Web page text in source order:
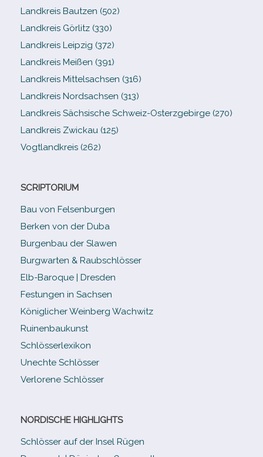
Landkreis Bautzen (502)
Landkreis Görlitz (330)
Landkreis Leipzig (372)
Landkreis Meißen (391)
Landkreis Mittelsachsen (316)
Landkreis Nordsachsen (313)
Landkreis Sächsische Schweiz-​Osterzgebirge (270)
Landkreis Zwickau (125)
Vogtlandkreis (262)
SCRIPTORIUM
Bau von Felsenburgen
Berken von der Duba
Burgenbau der Slawen
Burgwarten & Raubschlösser
Elb-​Baroque | Dresden
Festungen in Sachsen
Königlicher Weinberg Wachwitz
Ruinenbaukunst
Schlösserlexikon
Unechte Schlösser
Verlorene Schlösser
NORDISCHE HIGHLIGHTS
Schlösser auf der Insel Rügen